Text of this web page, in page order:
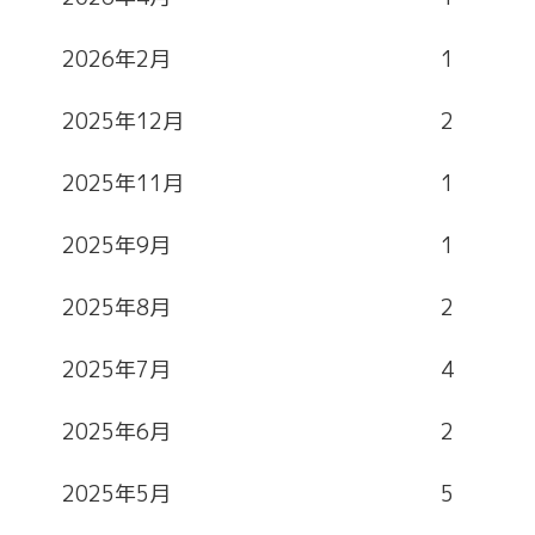
2026年2月 1
2025年12月 2
2025年11月 1
2025年9月 1
2025年8月 2
2025年7月 4
2025年6月 2
2025年5月 5